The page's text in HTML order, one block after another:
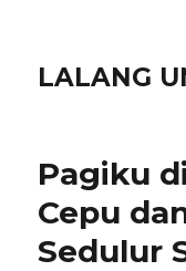
LALANG
Pagiku
Cepu
Sedulur